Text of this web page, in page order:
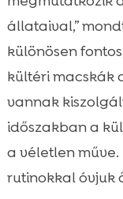


kinti
Téli etetés
Téli
megelőzés
állataival,”
különösen
kültéri macskák
vannak
időszakban a
a véletlen
rutinokkal óvjuk